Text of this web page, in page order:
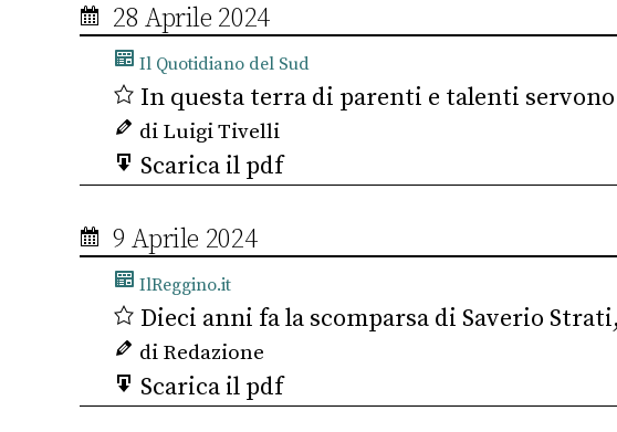
28 Aprile 2024
Il Quotidiano del Sud
In questa terra di parenti e talenti
di Luigi Tivelli
Scarica il pdf
9 Aprile 2024
IlReggino.it
Dieci anni fa la scomparsa di Saverio
di Redazione
Scarica il pdf